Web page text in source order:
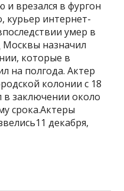
врезался в фургон
курьер интернет-
умер в
Москвы назначил
которые в
на полгода. Актер
колонии с 18
в заключении около
срока.Актеры
декабря,